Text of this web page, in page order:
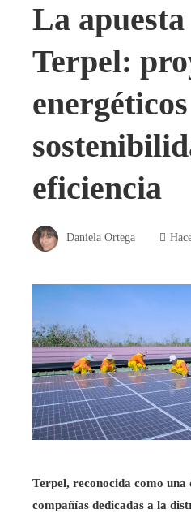
La apuesta
Terpel:
eficiencia
Daniela Ortega
Terpel, reconocida como una
compañías dedicadas a la